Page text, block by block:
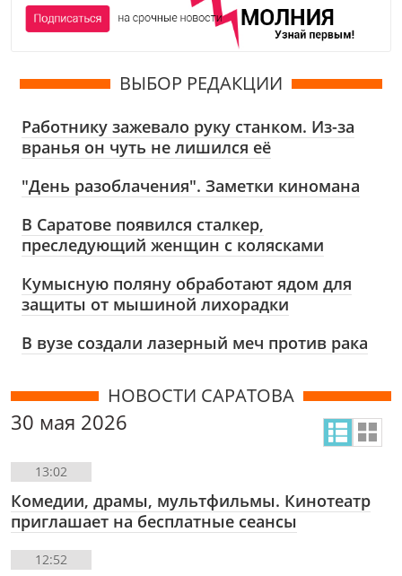
ВЫБОР РЕДАКЦИИ
Работнику зажевало руку станком. Из-за
вранья он чуть не лишился её
"День разоблачения". Заметки киномана
В Саратове появился сталкер,
преследующий женщин с колясками
Кумысную поляну обработают ядом для
защиты от мышиной лихорадки
В вузе создали лазерный меч против рака
НОВОСТИ САРАТОВА
30 мая 2026
13:02
Комедии, драмы, мультфильмы. Кинотеатр
приглашает на бесплатные сеансы
12:52